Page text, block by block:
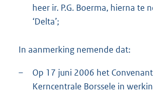
heer ir. P.G. Boerma, hierna te
‘Delta’;
In aanmerking nemende dat:
–
Op 17 juni 2006 het Convenant
Kerncentrale Borssele in